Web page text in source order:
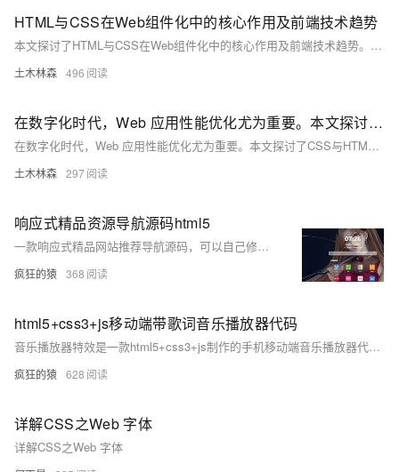
HTML与CSS在Web组件化中的核心作用及前端技术趋势
本文探讨了HTML与CSS在Web组件化中的核心作用及前端技术趋势。从结构定义、语义化到样式封装与布局控制，两者不仅提升了代码复用率和可维护性，还通过响应式设计、动态样式等技术增强了用户体验。面对兼容性、代码复杂度等挑战，文章提出了相应的解决策略，强调了持续创新的重要性，旨在构建高效、灵活的Web应用。
土木林森 496
在数字化时代，Web 应用性能优化尤为重要。本文探讨了CSS与HTML在提升Web性能中的关键作用及未来趋势
在数字化时代，Web 应用性能优化尤为重要。本文探讨了CSS与HTML在提升Web性能中的关键作用及未来趋势，包括样式表优化、DOM操作减少、图像优化等技术，并分析了电商网站的具体案例，强调了技术演进对Web性能的深远影响。
土木林森 297
响应式精品资源导航源码html5
一款响应式精品网站推荐导航源码，可以自己修改代码替换图标图片和指向网址。背景图支持自动替换，背景图可以在images中修改,本地双击html即可查看效果
疯狂的猿 368
html5+css3+js移动端带歌词音乐播放器代码
音乐播放器特效是一款html5+css3+js制作的手机移动端音乐播放器代码，带歌词显示。包括支持单曲循环，歌词显示，歌曲搜索，音量控制，列表循环等功能。利用json获取音乐歌单和歌词，基于html5 audio属性手机音乐播放器代码。
疯狂的猿 628
详解CSS之Web 字体
详解CSS之Web 字体